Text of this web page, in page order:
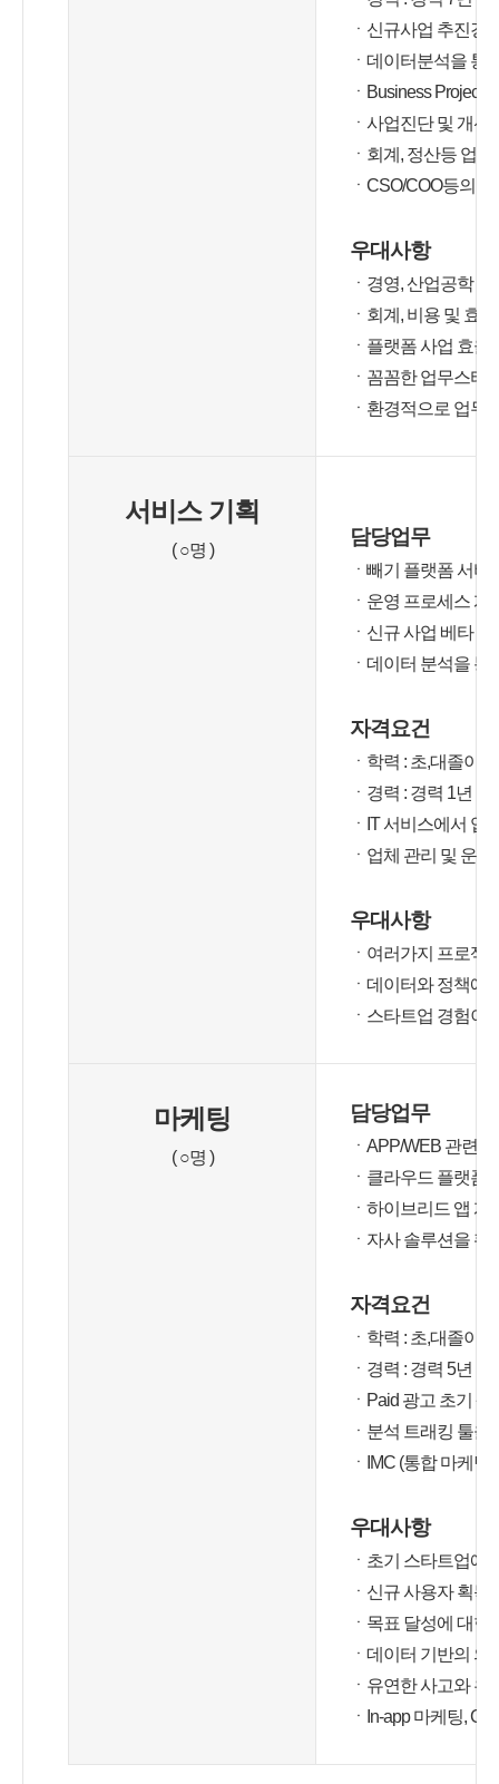
ㆍ신규사업 추진경
ㆍ데이터분석을 통
ㆍBusiness
ㆍ사업진단 및 개
ㆍ회계, 정산등 업
ㆍCSO/COO등의
우대사항
ㆍ경영, 산업공학
ㆍ회계, 비용 및 효
ㆍ플랫폼 사업 효
ㆍ꼼꼼한 업무스타
ㆍ환경적으로 업무
서비스 기획
( ○명 )
담당업무
ㆍ빼기 플랫폼 서비
ㆍ운영 프로세스 개
ㆍ신규 사업 베타
ㆍ데이터 분석을
자격요건
ㆍ학력 : 초,대졸이상
ㆍ경력 : 경력 1년 이
ㆍIT 서비스에서 업
ㆍ업체 관리 및 운
우대사항
ㆍ여러가지 프로젝
ㆍ데이터와 정책에
ㆍ스타트업 경험이
마케팅
( ○명 )
담당업무
ㆍ APP/WEB 관련
ㆍ 클라우드 플랫폼(
ㆍ 하이브리드 앱 개
ㆍ 자사 솔루션을 활
자격요건
ㆍ학력 : 초,대졸이상
ㆍ경력 : 경력 5년 이
ㆍPaid 광고 초기
ㆍ분석 트래킹 툴
ㆍIMC (통합 마케
우대사항
ㆍ초기 스타트업에
ㆍ신규 사용자 획
ㆍ목표 달성에 대
ㆍ데이터 기반의
ㆍ유연한 사고와
ㆍIn-app 마케팅,